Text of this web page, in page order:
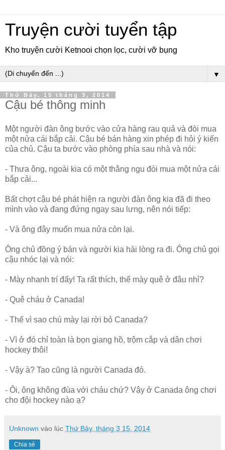
Truyện cười tuyển tập
Kho truyện cười Ketnooi chọn lọc, cười vỡ bụng
▼
Thứ Bảy, 15 tháng 3, 2014
Cậu bé thông minh
Một người đàn ông bước vào cửa hàng rau quả và đòi mua
một nửa cái bắp cải. Cậu bé bán hàng xin phép đi hỏi ý kiến
của chủ. Cậu ta bước vào phòng phía sau nhà và nói:
- Thưa ông, ngoài kia có một thằng ngu đòi mua một nửa cái
bắp cải...
Bất chợt cậu bé phát hiện ra người đàn ông kia đã đi theo
mình vào và đang đứng ngay sau lưng, nên nói tiếp:
- Và ông đây muốn mua nửa còn lại.
Ông chủ đồng ý bán và người kia hài lòng ra đi. Ông chủ gọi
cậu nhóc lại và nói:
- Mày nhanh trí đấy! Ta rất thích, thế mày quê ở đâu nhỉ?
- Quê cháu ở Canada!
- Thế vì sao chú mày lại rời bỏ Canada?
- Vì ở đó chỉ toàn là bọn giang hồ, trộm cắp và dân chơi
hockey thôi!
- Vậy à? Tao cũng là người Canada đó.
- Ôi, ông không đùa với cháu chứ? Vậy ở Canada ông chơi
cho đội hockey nào ạ?
Unknown vào lúc Thứ Bảy, tháng 3 15, 2014
Chia sẻ